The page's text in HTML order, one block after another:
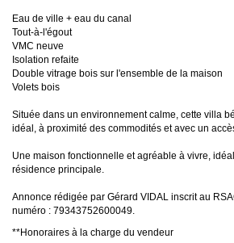
Eau de ville + eau du canal
Tout-à-l'égout
VMC neuve
Isolation refaite
Double vitrage bois sur l'ensemble de la maison
Volets bois
Située dans un environnement calme, cette villa
idéal, à proximité des commodités et avec un
Une maison fonctionnelle et agréable à vivre,
résidence principale.
Annonce rédigée par Gérard VIDAL inscrit au
numéro : 79343752600049.
**Honoraires à la charge du vendeur